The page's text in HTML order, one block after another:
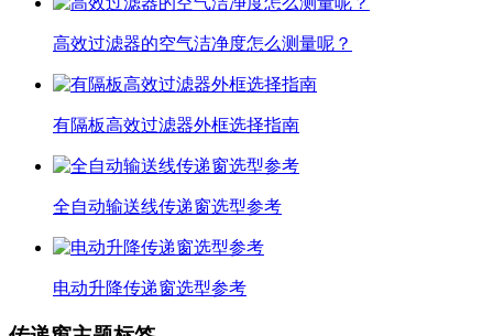
高效过滤器的空气洁净度怎么测量呢？
有隔板高效过滤器外框选择指南
全自动输送线传递窗选型参考
电动升降传递窗选型参考